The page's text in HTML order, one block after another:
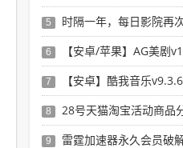
5 时隔一年，每日影院再
6 【安卓/苹果】AG美剧v1.1.132去广告版，看
7 【安卓】酷我音乐v9.3.6.2破解版，解锁
8 28号天猫淘宝活动商品分享
9 雷霆加速器永久会员破